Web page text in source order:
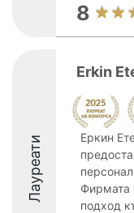
8
Лауреати
Erkin
Еркин
Фирмата
подход